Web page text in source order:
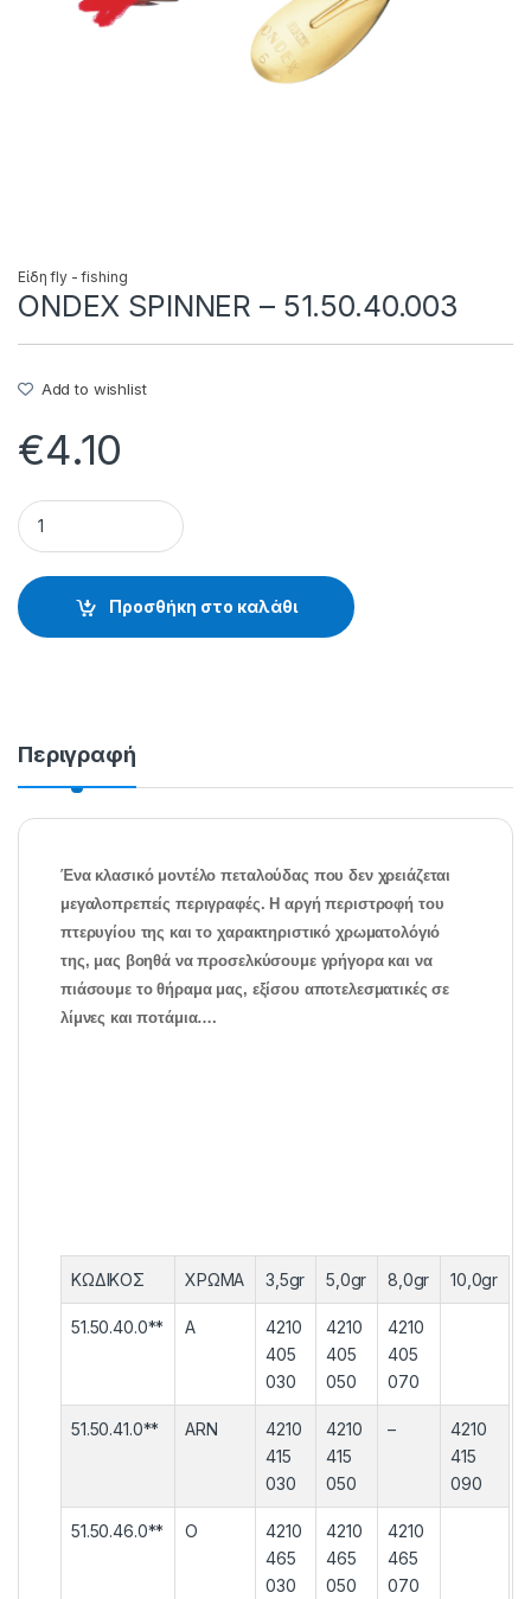
Είδη fly - fishing
ONDEX SPINNER – 51.50.40.003
Add to wishlist
€4.10
ONDEX SPINNER - 51.50.40.003 quantity
Προσθήκη στο καλάθι
Περιγραφή
Ένα κλασικό μοντέλο πεταλούδας που δεν χρειάζεται
μεγαλοπρεπείς περιγραφές. Η αργή περιστροφή του
πτερυγίου της και το χαρακτηριστικό χρωματολόγιό
της, μας βοηθά να προσελκύσουμε γρήγορα και να
πιάσουμε το θήραμα μας, εξίσου αποτελεσματικές σε
λίμνες και ποτάμια….
ΚΩΔΙΚΟΣ ΧΡΩΜΑ 3,5gr 5,0gr 8,0gr 10,0gr
51.50.40.0** A
4210
405
030
4210
405
050
4210
405
070
51.50.41.0** ARN
4210
415
030
4210
415
050
–
4210
415
090
51.50.46.0** O
4210
465
030
4210
465
050
4210
465
070